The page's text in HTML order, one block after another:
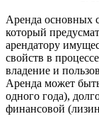
Аренда основных
который
арендатору
свойств в
владение и
Аренда может
одного года),
финансовой